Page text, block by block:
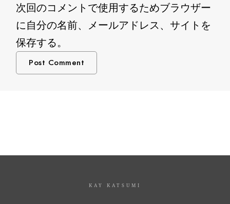
次回のコメントで使用するためブラウザー
に自分の名前、メールアドレス、サイトを
保存する。
KAY KATSUMI